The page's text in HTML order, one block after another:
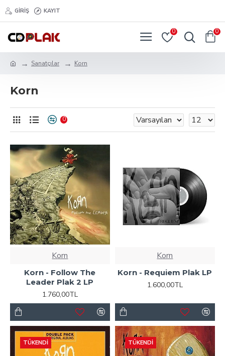
GIRIŞ KAYIT
0 0
Sanatçılar Korn
Korn
0
Korn
Korn - Follow The
Leader Plak 2 LP
1.760,00TL
Korn
Korn - Requiem Plak LP
1.600,00TL
TÜKENDI TÜKENDI